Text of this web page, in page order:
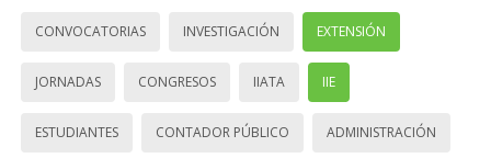
CONVOCATORIAS INVESTIGACIÓN EXTENSIÓN
JORNADAS CONGRESOS IIATA IIE
ESTUDIANTES CONTADOR PÚBLICO ADMINISTRACIÓN